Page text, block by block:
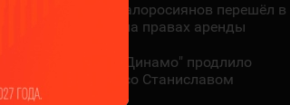
Даниил Малоросиянов перешёл в
"Шанхай" на правах аренды
Минское "Динамо" продлило
контракт со Станиславом